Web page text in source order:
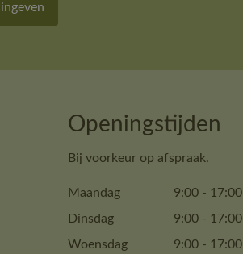
Openingstijden
Bij voorkeur op afspraak.
Maandag 9:00 - 17:00
Dinsdag
9:00 - 17:00
Woensdag
9:00 - 17:00